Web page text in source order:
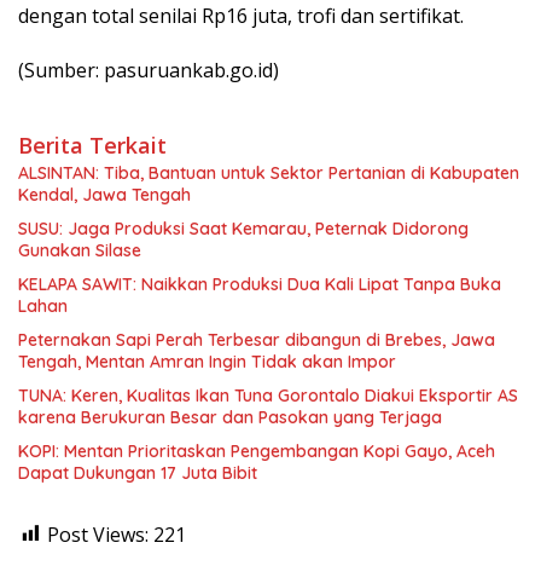
dengan total senilai Rp16 juta, trofi dan sertifikat.
(Sumber: pasuruankab.go.id)
Berita Terkait
ALSINTAN: Tiba, Bantuan untuk Sektor Pertanian di Kabupaten
Kendal, Jawa Tengah
SUSU: Jaga Produksi Saat Kemarau, Peternak Didorong
Gunakan Silase
KELAPA SAWIT: Naikkan Produksi Dua Kali Lipat Tanpa Buka
Lahan
Peternakan Sapi Perah Terbesar dibangun di Brebes, Jawa
Tengah, Mentan Amran Ingin Tidak akan Impor
TUNA: Keren, Kualitas Ikan Tuna Gorontalo Diakui Eksportir AS
karena Berukuran Besar dan Pasokan yang Terjaga
KOPI: Mentan Prioritaskan Pengembangan Kopi Gayo, Aceh
Dapat Dukungan 17 Juta Bibit
Post Views: 221